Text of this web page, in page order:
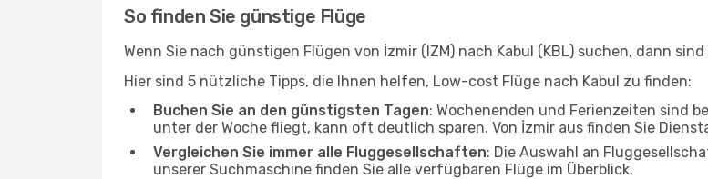
So finden Sie günstige Flüge
Wenn Sie nach günstigen Flügen von İzmir (IZM) nach Kabul (KBL) suchen, dann
Hier sind 5 nützliche Tipps, die Ihnen helfen, Low-cost Flüge nach Kabul zu finden:
Buchen Sie an den günstigsten Tagen: Wochenenden und Ferienzeiten sind
unter der Woche fliegt, kann oft deutlich sparen. Von İzmir aus finden Sie
Vergleichen Sie immer alle Fluggesellschaften: Die Auswahl an
unserer Suchmaschine finden Sie alle verfügbaren Flüge im Überblick.